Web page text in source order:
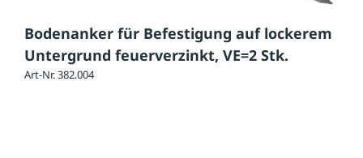
Bodenanker für Befestigung auf lockerem
Untergrund feuerverzinkt, VE=2 Stk.
Art-Nr. 382.004